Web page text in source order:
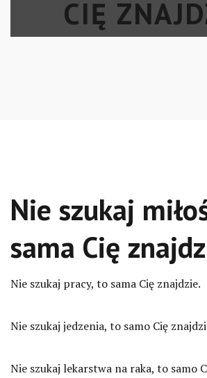
CIĘ
Nie szukaj
sama Cię
Nie szukaj pracy, to sama Cię znajdzie.
Nie szukaj jedzenia, to samo Cię
Nie szukaj lekarstwa na raka, to samo